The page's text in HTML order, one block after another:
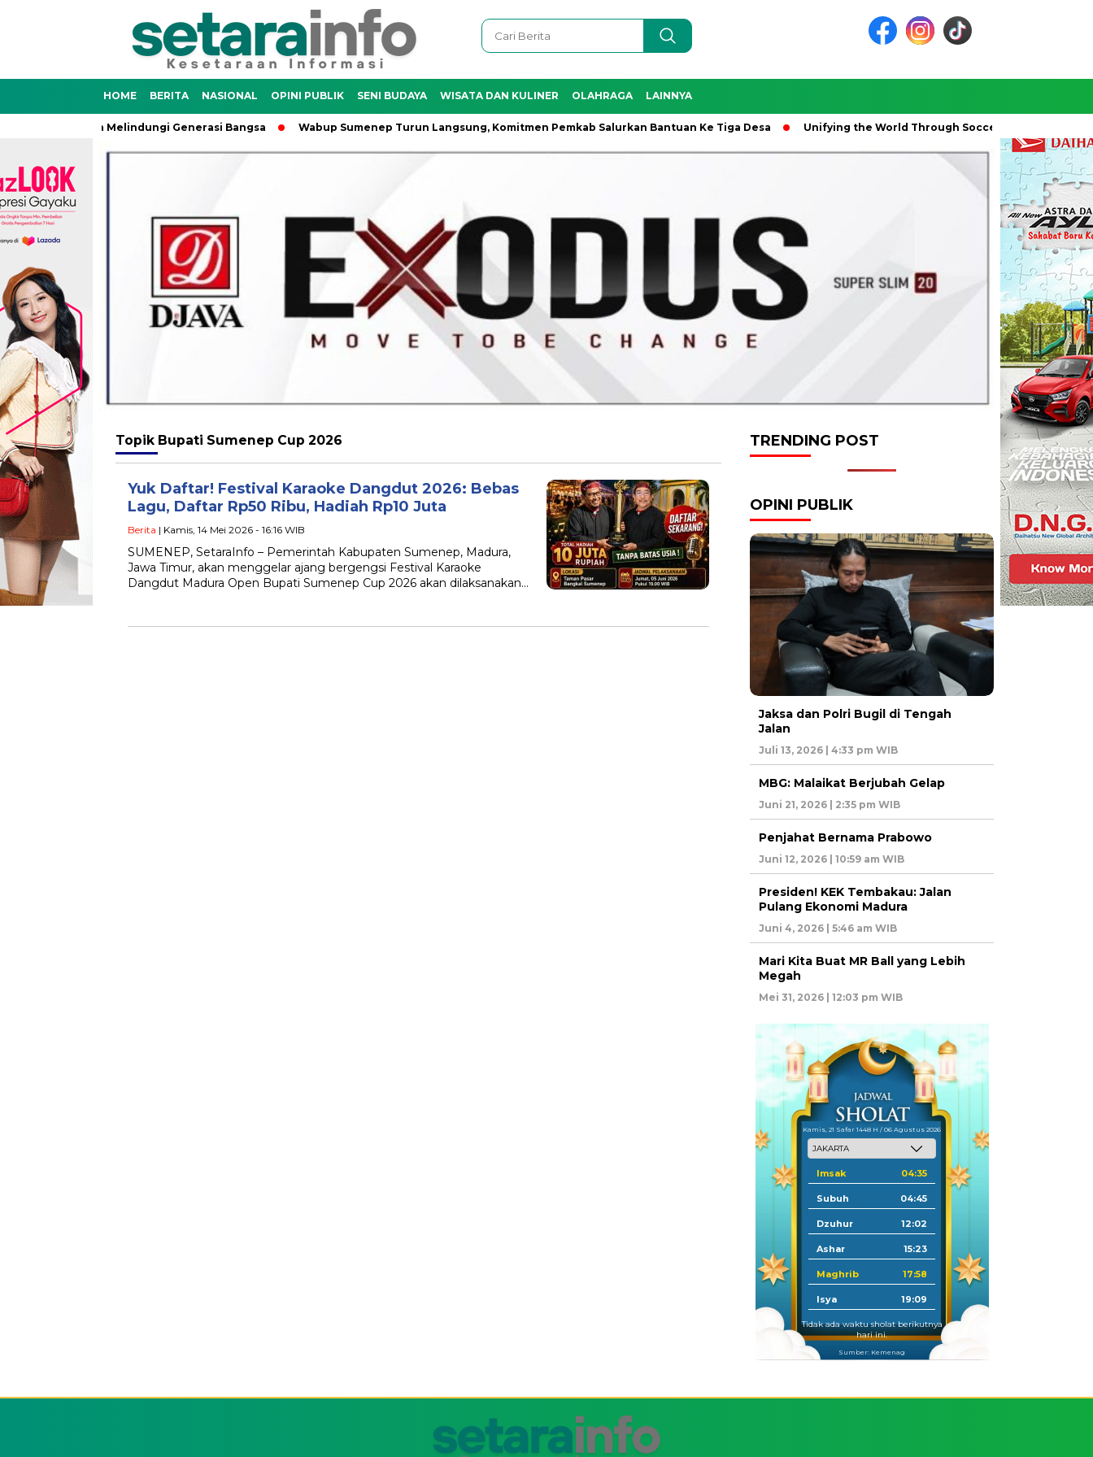
HOME BERITA NASIONAL OPINI PUBLIK SENI BUDAYA WISATA DAN KULINER OLAHRAGA LAINNYA
Negara Melindungi Generasi Bangsa Wabup Sumenep Turun Langsung, Komitmen Pemkab Salurkan Bantuan Ke Tiga Desa Unifying the World Through Soccer: The Global Impact
Topik Bupati Sumenep Cup 2026
Yuk Daftar! Festival Karaoke Dangdut 2026: Bebas
Lagu, Daftar Rp50 Ribu, Hadiah Rp10 Juta
Berita | Kamis, 14 Mei 2026 - 16:16 WIB
SUMENEP, SetaraInfo – Pemerintah Kabupaten Sumenep, Madura,
Jawa Timur, akan menggelar ajang bergengsi Festival Karaoke
Dangdut Madura Open Bupati Sumenep Cup 2026 akan dilaksanakan…
TRENDING POST
OPINI PUBLIK
Jaksa dan Polri Bugil di Tengah
Jalan
Juli 13, 2026 | 4:33 pm WIB
MBG: Malaikat Berjubah Gelap
Juni 21, 2026 | 2:35 pm WIB
Penjahat Bernama Prabowo
Juni 12, 2026 | 10:59 am WIB
Presiden! KEK Tembakau: Jalan
Pulang Ekonomi Madura
Juni 4, 2026 | 5:46 am WIB
Mari Kita Buat MR Ball yang Lebih
Megah
Mei 31, 2026 | 12:03 pm WIB
Kamis, 21 Safar 1448 H / 06 Agustus 2026
Imsak 04:35
Subuh 04:45
Dzuhur 12:02
Ashar 15:23
Maghrib 17:58
Isya 19:09
Tidak ada waktu sholat berikutnya
hari ini.
Sumber: Kemenag